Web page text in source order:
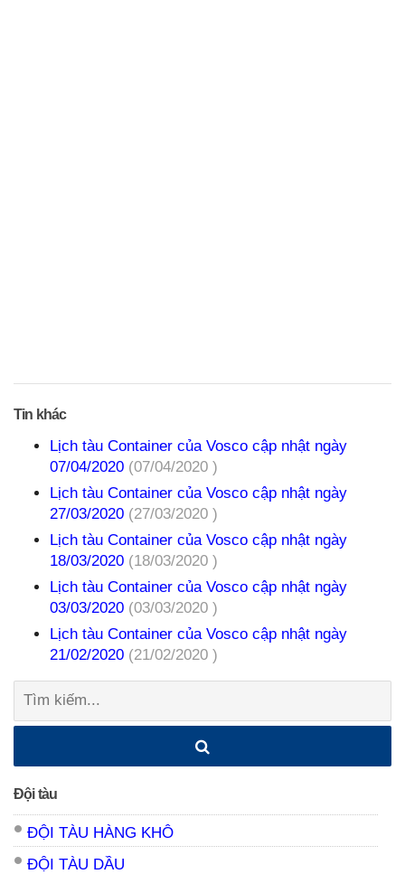
Tin khác
Lịch tàu Container của Vosco cập nhật ngày
07/04/2020 (07/04/2020 )
Lịch tàu Container của Vosco cập nhật ngày
27/03/2020 (27/03/2020 )
Lịch tàu Container của Vosco cập nhật ngày
18/03/2020 (18/03/2020 )
Lịch tàu Container của Vosco cập nhật ngày
03/03/2020 (03/03/2020 )
Lịch tàu Container của Vosco cập nhật ngày
21/02/2020 (21/02/2020 )
Tìm
Đội tàu
ĐỘI TÀU HÀNG KHÔ
ĐỘI TÀU DẦU